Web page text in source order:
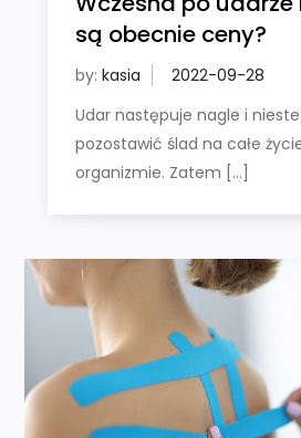
są obecnie ceny?
by: kasia
Udar następuje nagle i
pozostawić ślad na całe
organizmie. Zatem […]